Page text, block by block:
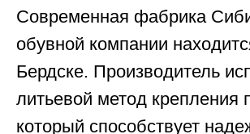
Современная фабрика
обувной компании
Бердске. Производитель
литьевой метод
который способствует